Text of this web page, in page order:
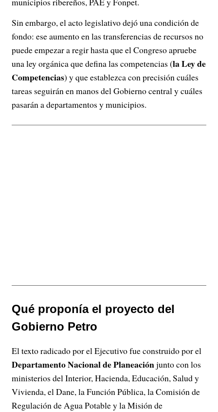
Sin embargo, el acto legislativo dejó una condición de
fondo: ese aumento en las transferencias de recursos no
puede empezar a regir hasta que el Congreso apruebe
una ley orgánica que defina las competencias (la Ley de
Competencias) y que establezca con precisión cuáles
tareas seguirán en manos del Gobierno central y cuáles
pasarán a departamentos y municipios.
Qué proponía el proyecto del
Gobierno Petro
El texto radicado por el Ejecutivo fue construido por el
Departamento Nacional de Planeaciónjunto con los
ministerios del Interior, Hacienda, Educación, Salud y
Vivienda, el Dane, la Función Pública, la Comisión de
Regulación de Agua Potable y la Misión de